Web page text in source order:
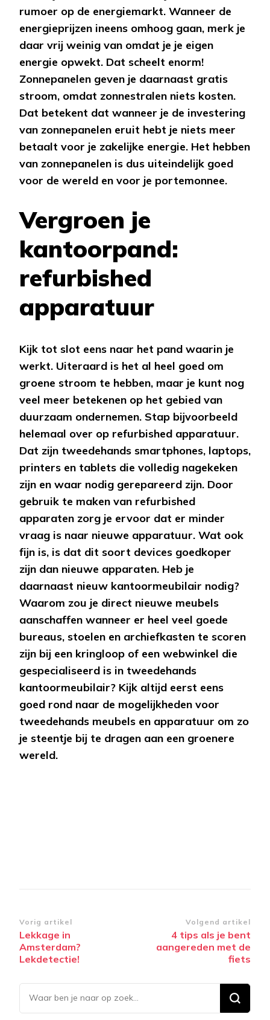
rumoer op de energiemarkt. Wanneer de
energieprijzen ineens omhoog gaan, merk je
daar vrij weinig van omdat je je eigen
energie opwekt. Dat scheelt enorm!
Zonnepanelen geven je daarnaast gratis
stroom, omdat zonnestralen niets kosten.
Dat betekent dat wanneer je de investering
van zonnepanelen eruit hebt je niets meer
betaalt voor je zakelijke energie. Het hebben
van zonnepanelen is dus uiteindelijk goed
voor de wereld en voor je portemonnee.
Vergroen je
kantoorpand:
refurbished
apparatuur
Kijk tot slot eens naar het pand waarin je
werkt. Uiteraard is het al heel goed om
groene stroom te hebben, maar je kunt nog
veel meer betekenen op het gebied van
duurzaam ondernemen. Stap bijvoorbeeld
helemaal over op refurbished apparatuur.
Dat zijn tweedehands smartphones, laptops,
printers en tablets die volledig nagekeken
zijn en waar nodig gerepareerd zijn. Door
gebruik te maken van refurbished
apparaten zorg je ervoor dat er minder
vraag is naar nieuwe apparatuur. Wat ook
fijn is, is dat dit soort devices goedkoper
zijn dan nieuwe apparaten. Heb je
daarnaast nieuw kantoormeubilair nodig?
Waarom zou je direct nieuwe meubels
aanschaffen wanneer er heel veel goede
bureaus, stoelen en archiefkasten te scoren
zijn bij een kringloop of een webwinkel die
gespecialiseerd is in tweedehands
kantoormeubilair? Kijk altijd eerst eens
goed rond naar de mogelijkheden voor
tweedehands meubels en apparatuur om zo
je steentje bij te dragen aan een groenere
wereld.
Bericht
navigatie
Vorig artikel
Lekkage in
Amsterdam?
Lekdetectie!
Volgend artikel
4 tips als je bent
aangereden met de
fiets
Op
zoek